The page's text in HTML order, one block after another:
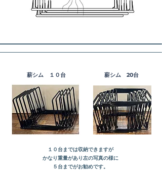
​薪シム １０台 ​薪シム 20台
１０台までは収納できますが
かなり重量があり左の写真の様に
５台までがお勧めです。